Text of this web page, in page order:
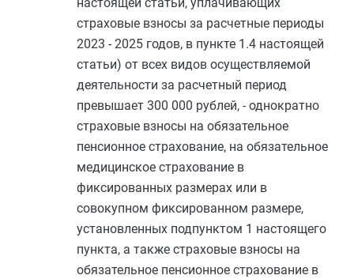
страховые взносы за расчетные периоды
2023 - 2025 годов, в пункте 1.4 настоящей
статьи) от всех видов осуществляемой
деятельности за расчетный период
превышает 300 000 рублей, - однократно
страховые взносы на обязательное
пенсионное страхование, на обязательное
медицинское страхование в
фиксированных размерах или в
совокупном фиксированном размере,
установленных подпунктом 1 настоящего
пункта, а также страховые взносы на
обязательное пенсионное страхование в